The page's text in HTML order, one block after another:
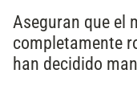
Aseguran que el
completamente
han decidido